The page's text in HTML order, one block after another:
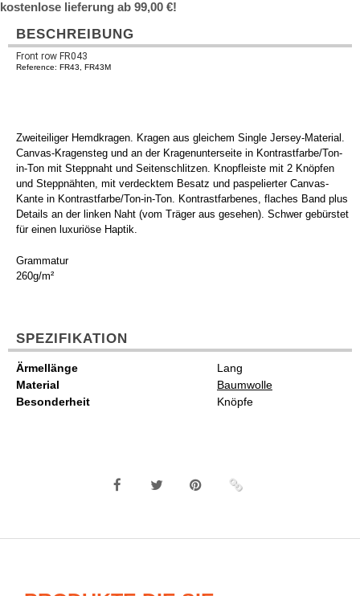
kostenlose lieferung ab 99,00 €!
BESCHREIBUNG
Front row FR043
Reference: FR43, FR43M
Zweiteiliger Hemdkragen. Kragen aus gleichem Single Jersey-Material.
Canvas-Kragensteg und an der Kragenunterseite in Kontrastfarbe/Ton-
in-Ton mit Steppnaht und Seitenschlitzen. Knopfleiste mit 2 Knöpfen
und Steppnähten, mit verdecktem Besatz und paspelierter Canvas-
Kante in Kontrastfarbe/Ton-in-Ton. Kontrastfarbenes, flaches Band plus
Details an der linken Naht (vom Träger aus gesehen). Schwer gebürstet
für einen luxuriöse Haptik.
Grammatur
260g/m²
SPEZIFIKATION
Ärmellänge
Lang
Material
Baumwolle
Besonderheit
Knöpfe